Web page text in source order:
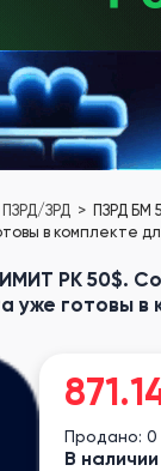
ЗРД
ПЗРД БМ
в комплекте
РК 50$.
уже готовы
Продано: 0
В